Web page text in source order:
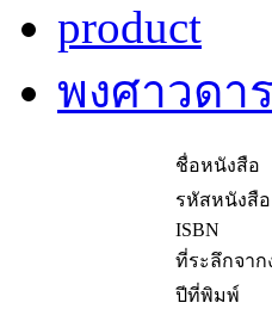
product
พงศาวดา
ชื่อหนังสือ
รหัสหนังสือ
ISBN
ที่ระลึกจาก
ปีที่พิมพ์